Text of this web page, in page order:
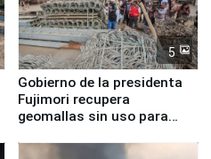
5
Gobierno de la presidenta
Fujimori recupera
geomallas sin uso para
Fenómeno El Niño